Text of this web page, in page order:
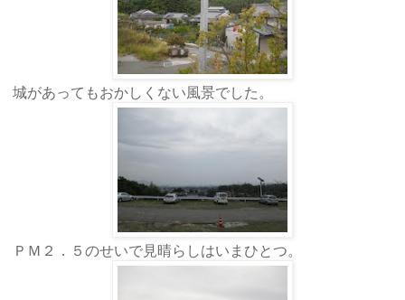
城があってもおかしくない風景でした。
ＰＭ２．５のせいで見晴らしはいまひとつ。